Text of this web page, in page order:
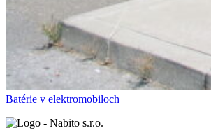
Batérie v elektromobiloch